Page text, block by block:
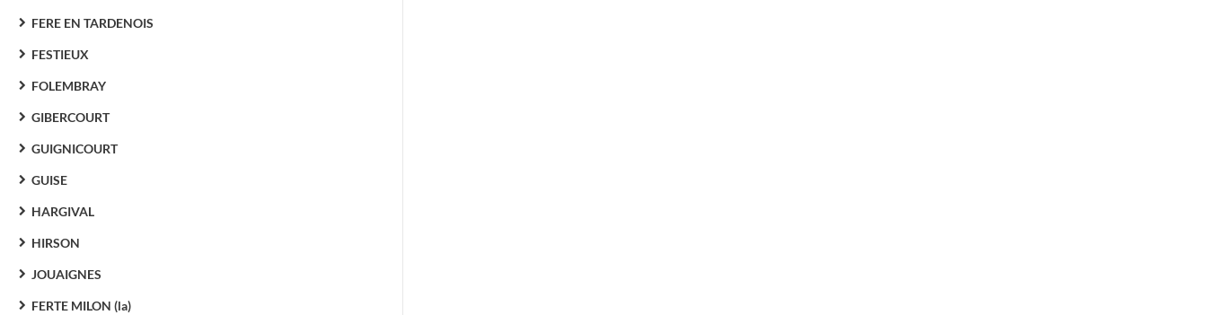
FERE EN TARDENOIS
FESTIEUX
FOLEMBRAY
GIBERCOURT
GUIGNICOURT
GUISE
HARGIVAL
HIRSON
JOUAIGNES
FERTE MILON (la)